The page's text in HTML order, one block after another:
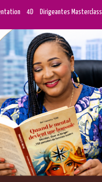
4D Dirigeantes Masterclass